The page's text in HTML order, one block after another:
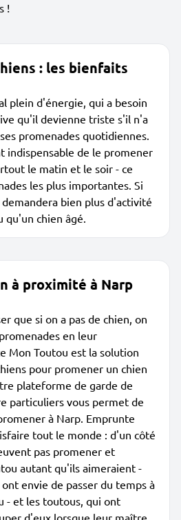
!
: les bienfaits
plein d'énergie, qui a besoin
qu'il devienne triste s'il n'a
promenades quotidiennes.
indispensable de le promener
le matin et le soir - ce
les plus importantes. Si
bien plus d'activité
qu'un chien âgé.
à proximité à Narp
que si on a pas de chien, on
en leur
Mon Toutou est la solution
pour promener un chien
plateforme de garde de
particuliers vous permet de
à Narp. Emprunte
tout le monde : d'un côté
pas promener et
autant qu'ils aimeraient -
envie de passer du temps à
- et les toutous, qui ont
d'eux lorsque leur maître